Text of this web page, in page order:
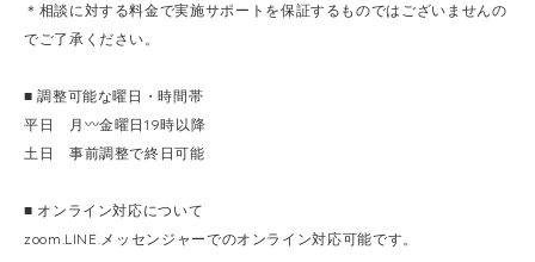
＊相談に対する料金で実施サポートを保証するものではございませんの
でご了承ください。
■ 調整可能な曜日・時間帯
平日 月〰金曜日19時以降
土日 事前調整で終日可能
■ オンライン対応について
zoom.LINE.メッセンジャーでのオンライン対応可能です。